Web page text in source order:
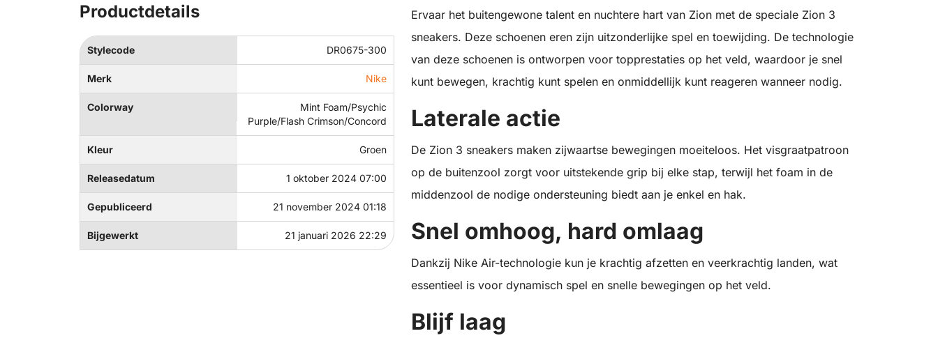
Productdetails
Stylecode DR0675-300
Merk Nike
Colorway
Mint Foam/Psychic
Purple/Flash Crimson/Concord
Kleur Groen
Releasedatum 1 oktober 2024 07:00
Gepubliceerd 21 november 2024 01:18
Bijgewerkt 21 januari 2026 22:29
Ervaar het buitengewone talent en nuchtere hart van Zion met de speciale Zion 3
sneakers. Deze schoenen eren zijn uitzonderlijke spel en toewijding. De technologie
van deze schoenen is ontworpen voor topprestaties op het veld, waardoor je snel
kunt bewegen, krachtig kunt spelen en onmiddellijk kunt reageren wanneer nodig.
Laterale actie
De Zion 3 sneakers maken zijwaartse bewegingen moeiteloos. Het visgraatpatroon
op de buitenzool zorgt voor uitstekende grip bij elke stap, terwijl het foam in de
middenzool de nodige ondersteuning biedt aan je enkel en hak.
Snel omhoog, hard omlaag
Dankzij Nike Air-technologie kun je krachtig afzetten en veerkrachtig landen, wat
essentieel is voor dynamisch spel en snelle bewegingen op het veld.
Blijf laag